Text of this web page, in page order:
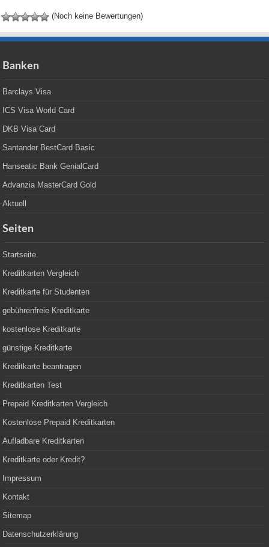
(Noch keine Bewertungen)
Banken
Barclays Visa
ICS Visa World Card
DKB Visa Card
Santander BestCard Basic
Hanseatic Bank GenialCard
Advanzia MasterCard Gold
Aktuell
Seiten
Startseite
Kreditkarten Vergleich
Kreditkarte für Studenten
gebührenfreie Kreditkarte
kostenlose Kreditkarte
günstige Kreditkarte
Kreditkarte beantragen
Kreditkarten Test
Prepaid Kreditkarten Vergleich
Kostenlose Prepaid Kreditkarten
Aufladbare Kreditkarten
Kreditkarte oder Kredit?
Impressum
Kontakt
Sitemap
Datenschutzerklärung